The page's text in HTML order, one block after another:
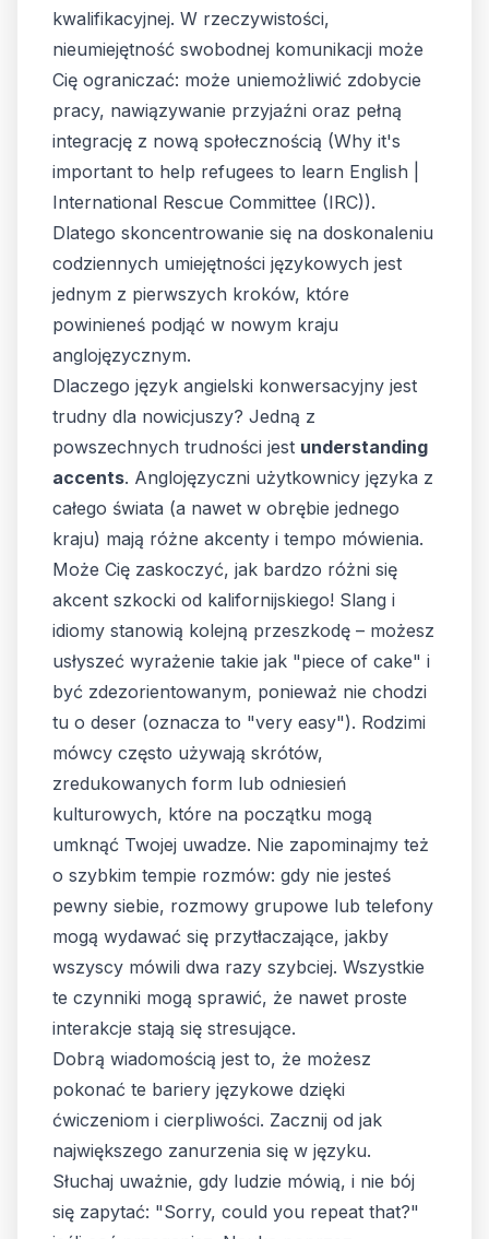
kwalifikacyjnej. W rzeczywistości,
nieumiejętność swobodnej komunikacji może
Cię ograniczać: może uniemożliwić zdobycie
pracy, nawiązywanie przyjaźni oraz pełną
integrację z nową społecznością (Why it's
important to help refugees to learn English |
International Rescue Committee (IRC)).
Dlatego skoncentrowanie się na doskonaleniu
codziennych umiejętności językowych jest
jednym z pierwszych kroków, które
powinieneś podjąć w nowym kraju
anglojęzycznym.
Dlaczego język angielski konwersacyjny jest
trudny dla nowicjuszy? Jedną z
powszechnych trudności jest understanding
accents. Anglojęzyczni użytkownicy języka z
całego świata (a nawet w obrębie jednego
kraju) mają różne akcenty i tempo mówienia.
Może Cię zaskoczyć, jak bardzo różni się
akcent szkocki od kalifornijskiego! Slang i
idiomy stanowią kolejną przeszkodę – możesz
usłyszeć wyrażenie takie jak "piece of cake" i
być zdezorientowanym, ponieważ nie chodzi
tu o deser (oznacza to "very easy"). Rodzimi
mówcy często używają skrótów,
zredukowanych form lub odniesień
kulturowych, które na początku mogą
umknąć Twojej uwadze. Nie zapominajmy też
o szybkim tempie rozmów: gdy nie jesteś
pewny siebie, rozmowy grupowe lub telefony
mogą wydawać się przytłaczające, jakby
wszyscy mówili dwa razy szybciej. Wszystkie
te czynniki mogą sprawić, że nawet proste
interakcje stają się stresujące.
Dobrą wiadomością jest to, że możesz
pokonać te bariery językowe dzięki
ćwiczeniom i cierpliwości. Zacznij od jak
największego zanurzenia się w języku.
Słuchaj uważnie, gdy ludzie mówią, i nie bój
się zapytać: "Sorry, could you repeat that?"